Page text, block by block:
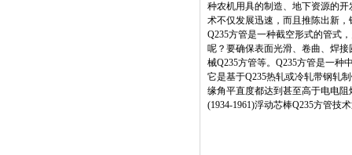
种农机用具的制造、地下资源的
术不仅发展迅速，而且推陈出新
Q235方管是一种截空形式的管式
呢？要确保表面光滑、卷曲、焊
械Q235方管等。Q235方管是一种
它是基于Q235热轧或冷轧带钢轧
缘角平直度都达到甚至高于电电阻
(1934-1961)浮动芯棒Q235方管技